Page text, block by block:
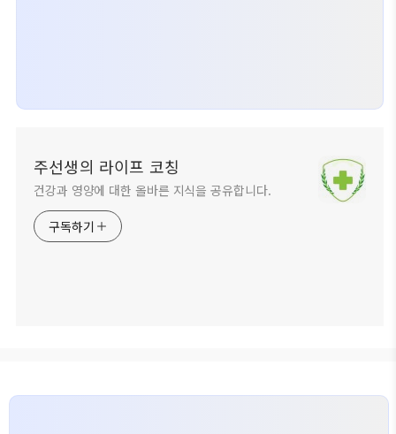
주선생의 라이프 코칭
건강과 영양에 대한 올바른 지식을 공유합니다.
구독하기